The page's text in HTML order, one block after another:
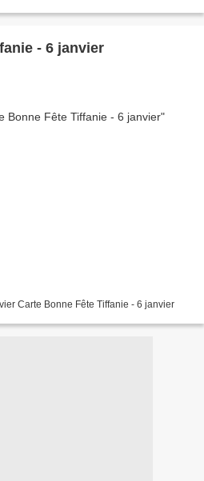
- 6 janvier
Carte Bonne Fête Tiffanie - 6 janvier